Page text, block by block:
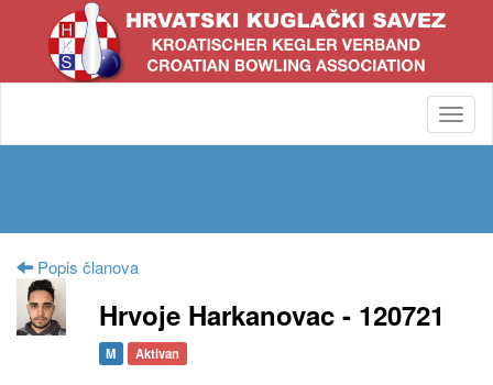
Popis članova
Hrvoje Harkanovac - 120721
M Aktivan